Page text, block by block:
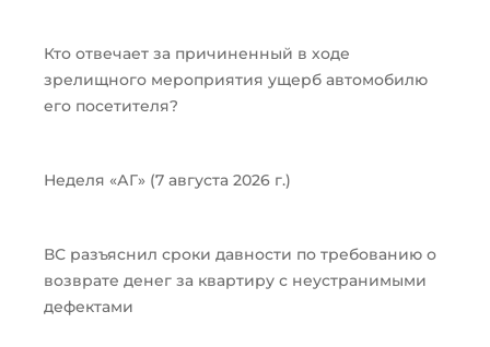
Кто отвечает за причиненный в ходе
зрелищного мероприятия ущерб автомобилю
его посетителя?
Неделя «АГ» (7 августа 2026 г.)
ВС разъяснил сроки давности по требованию о
возврате денег за квартиру с неустранимыми
дефектами